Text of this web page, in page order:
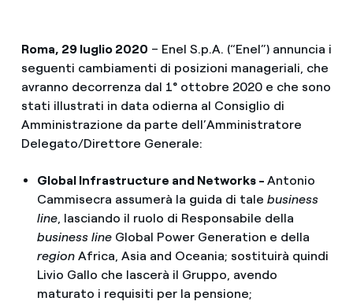
Roma, 29 luglio 2020 – Enel S.p.A. (“Enel”) annuncia i
seguenti cambiamenti di posizioni manageriali, che
avranno decorrenza dal 1° ottobre 2020 e che sono
stati illustrati in data odierna al Consiglio di
Amministrazione da parte dell’Amministratore
Delegato/Direttore Generale:
Global Infrastructure and Networks - Antonio
Cammisecra assumerà la guida di tale business
line, lasciando il ruolo di Responsabile della
business lineGlobal Power Generation e della
regionAfrica, Asia and Oceania; sostituirà quindi
Livio Gallo che lascerà il Gruppo, avendo
maturato i requisiti per la pensione;